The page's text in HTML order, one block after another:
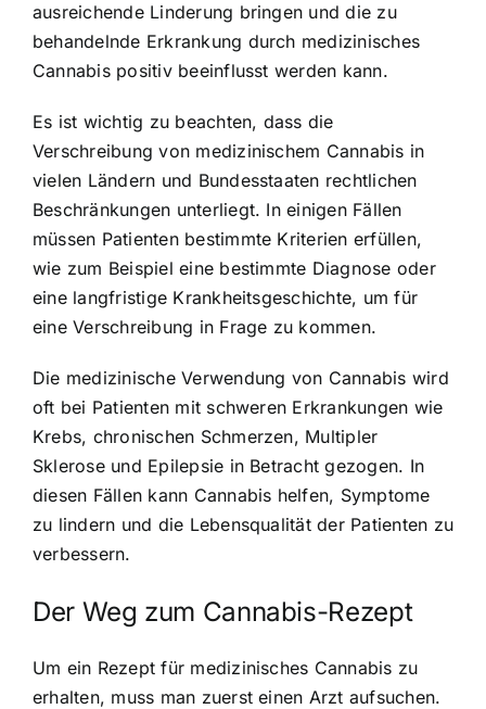
ausreichende Linderung bringen und die zu
behandelnde Erkrankung durch medizinisches
Cannabis positiv beeinflusst werden kann.
Es ist wichtig zu beachten, dass die
Verschreibung von medizinischem Cannabis in
vielen Ländern und Bundesstaaten rechtlichen
Beschränkungen unterliegt. In einigen Fällen
müssen Patienten bestimmte Kriterien erfüllen,
wie zum Beispiel eine bestimmte Diagnose oder
eine langfristige Krankheitsgeschichte, um für
eine Verschreibung in Frage zu kommen.
Die medizinische Verwendung von Cannabis wird
oft bei Patienten mit schweren Erkrankungen wie
Krebs, chronischen Schmerzen, Multipler
Sklerose und Epilepsie in Betracht gezogen. In
diesen Fällen kann Cannabis helfen, Symptome
zu lindern und die Lebensqualität der Patienten zu
verbessern.
Der Weg zum Cannabis-Rezept
Um ein Rezept für medizinisches Cannabis zu
erhalten, muss man zuerst einen Arzt aufsuchen.